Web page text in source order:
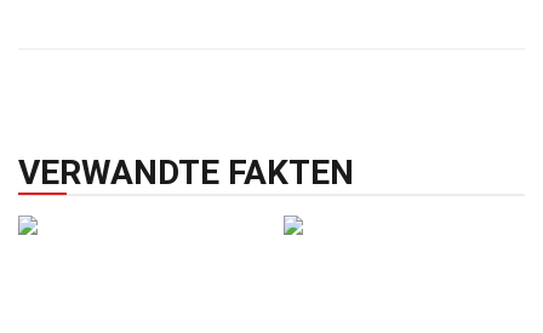
VERWANDTE FAKTEN